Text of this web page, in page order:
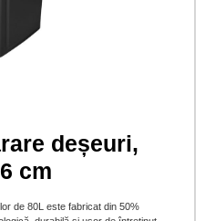
deșeuri,
cm
de 80L este fabricat din 50%